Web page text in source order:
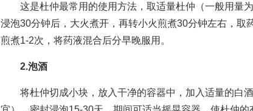
这是杜仲最常用的使用方法，取适量杜仲（一般用量为
浸泡30分钟后，大火煮开，再转小火煎煮30分钟左右，取
煎煮1-2次，将药液混合后分早晚服用。
2.泡酒
将杜仲切成小块，放入干净的容器中，加入适量的白酒